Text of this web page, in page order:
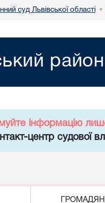
суд Львівської області •
інформацію
центр судової